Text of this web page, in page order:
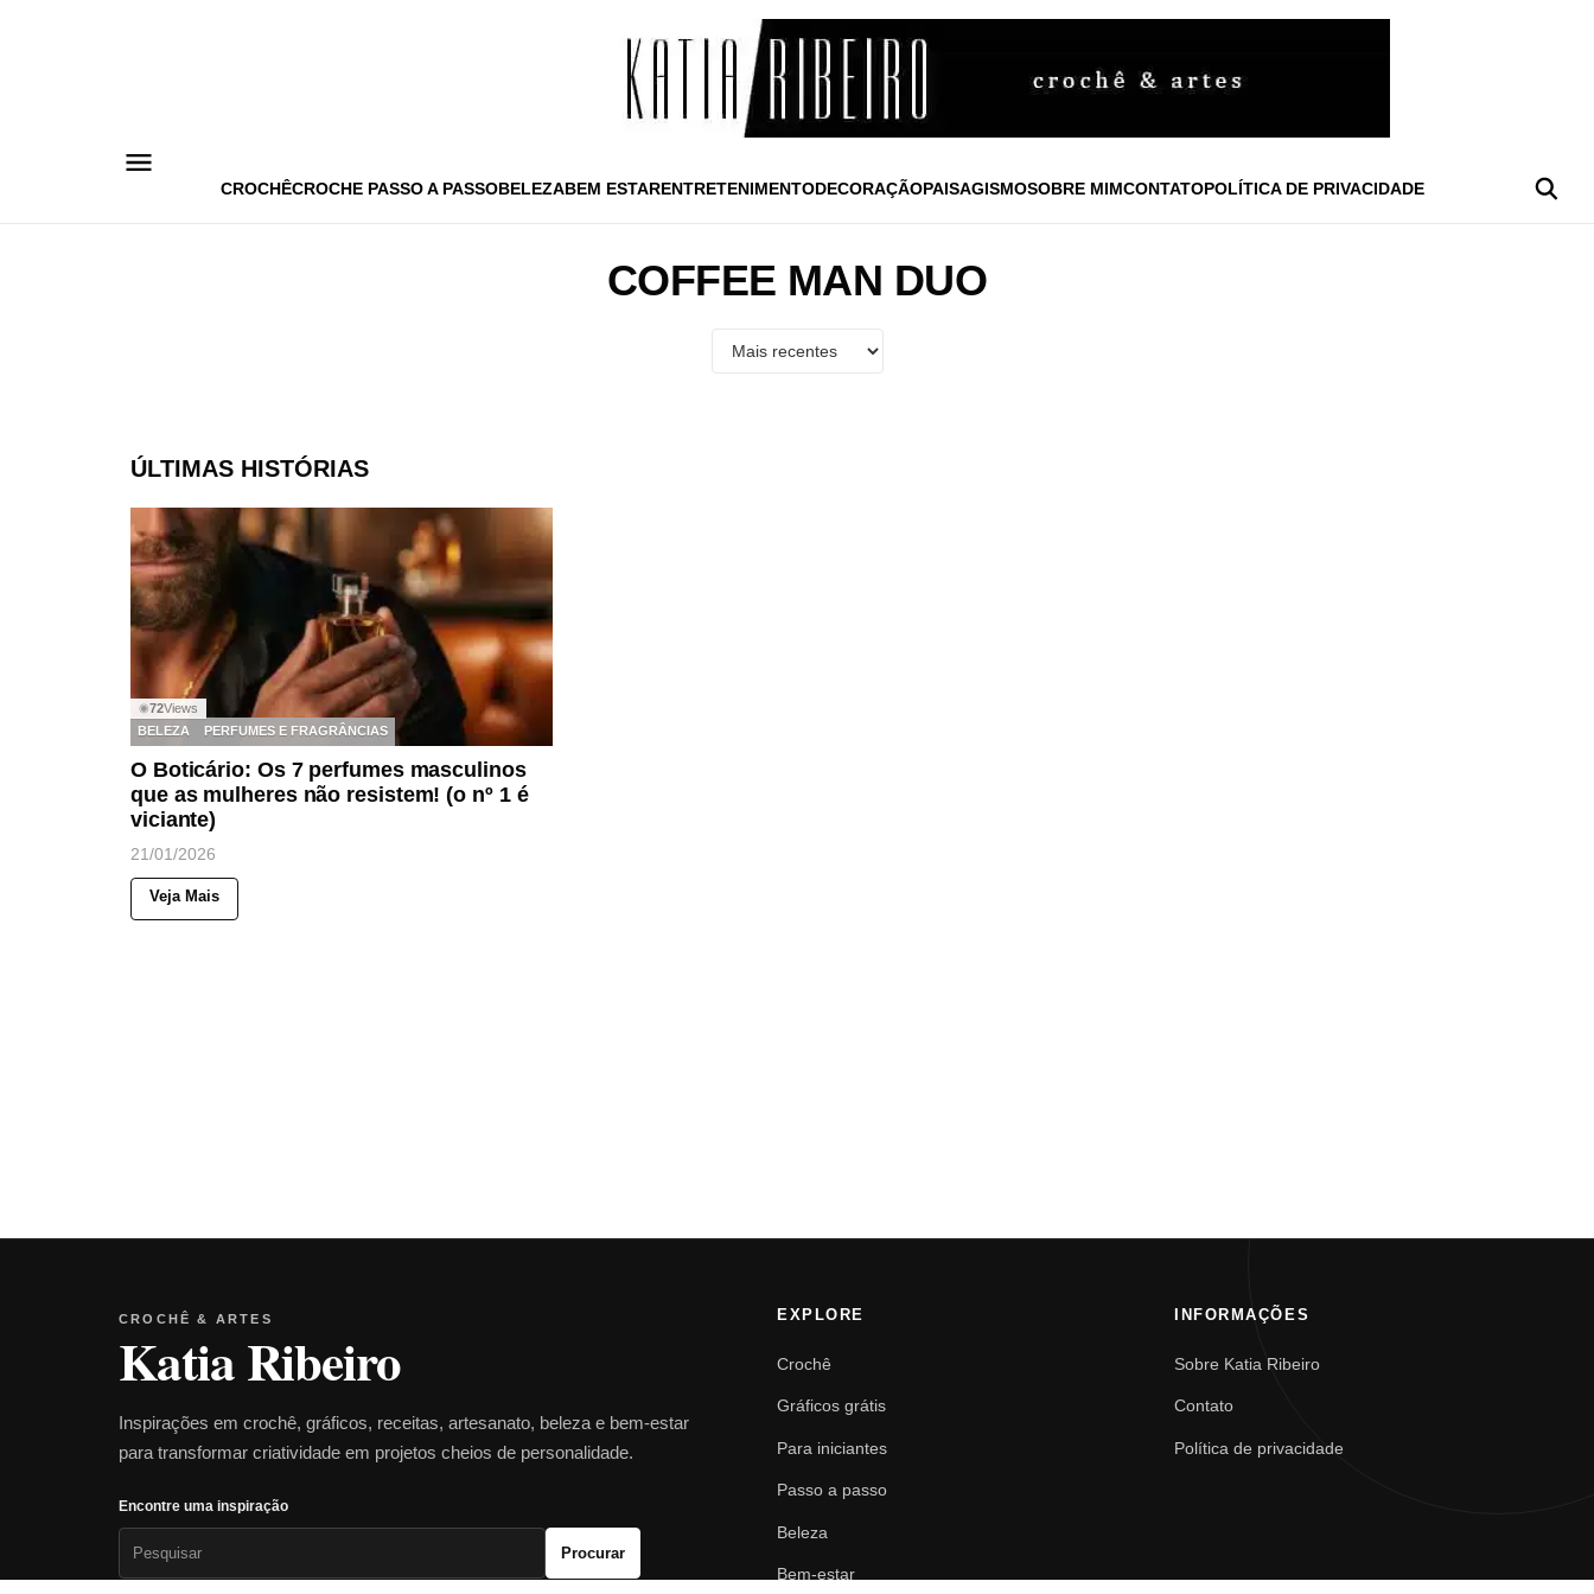
CROCHÊCROCHE PASSO A PASSOBELEZABEM ESTARENTRETENIMENTODECORAÇÃOPAISAGISMOSOBRE MIMCONTATOPOLÍTICA DE PRIVACIDADE
COFFEE MAN DUO
ÚLTIMAS HISTÓRIAS
◉72Views
BELEZA
PERFUMES E FRAGRÂNCIAS
O Boticário: Os 7 perfumes masculinos
que as mulheres não resistem! (o nº 1 é
viciante)
21/01/2026
Veja Mais
CROCHÊ & ARTES
Katia Ribeiro
Inspirações em crochê, gráficos, receitas, artesanato, beleza e bem-estar
para transformar criatividade em projetos cheios de personalidade.
Encontre uma inspiração
Procurar
EXPLORE
Crochê
Gráficos grátis
Para iniciantes
Passo a passo
Beleza
Bem-estar
INFORMAÇÕES
Sobre Katia Ribeiro
Contato
Política de privacidade